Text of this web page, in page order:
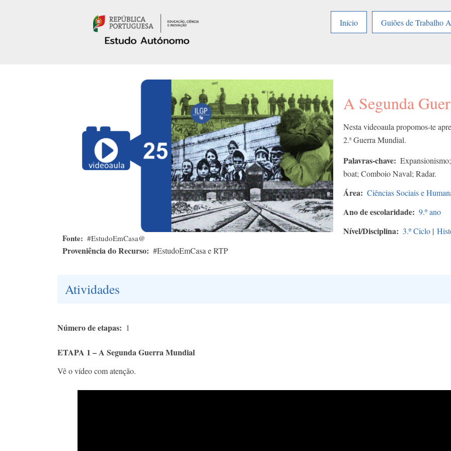
Início
Guiões de Trabalho
Fonte #EstudoEmCasa@
Proveniência do Recurso #EstudoEmCasa e RTP
A Segunda
Nesta videoaula propomos-te
2.ª Guerra Mundial.
Palavras-chave
boat; Comboio Naval; Radar.
Área Ciências Sociais e
Ano de escolaridade 9.º ano
Nível/Disciplina 3.º Ciclo |
Atividades
Número de etapas 1
ETAPA 1 – A Segunda Guerra Mundial
Vê o vídeo com atenção.